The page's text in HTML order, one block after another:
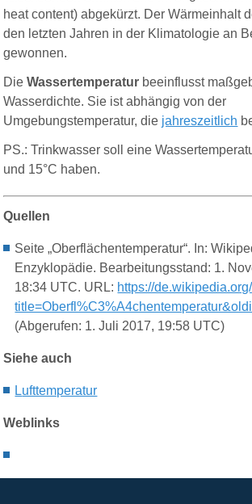
heat content) abgekürzt. Der Wärmeinhalt
den letzten Jahren in der Klimatologie an
gewonnen.
DieWassertemperatur beeinflusst
Wasserdichte. Sie ist abhängig von der
Umgebungstemperatur, die jahreszeitlich
PS.: Trinkwasser soll eine
und 15°C haben.
Quellen
Seite „Oberflächentemperatur“. In:
Enzyklopädie. Bearbeitungsstand: 1.
18:34 UTC. URL: https://
(Abgerufen: 1. Juli 2017, 19:58 UTC)
Siehe auch
Lufttemperatur
Weblinks